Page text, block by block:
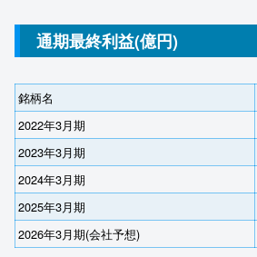
通期最終利益(億円)
銘柄名
2022年3月期
2023年3月期
2024年3月期
2025年3月期
2026年3月期(会社予想)